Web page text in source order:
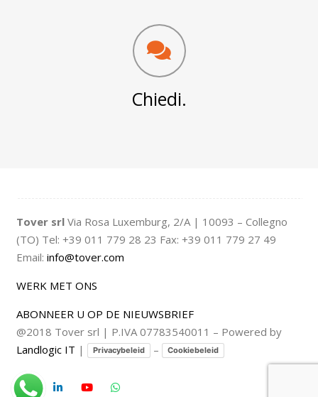
Chiedi.
Tover srl Via Rosa Luxemburg, 2/A | 10093 – Collegno
(TO) Tel: +39 011 779 28 23 Fax: +39 011 779 27 49
Email: info@tover.com
WERK MET ONS
ABONNEER U OP DE NIEUWSBRIEF
@2018 Tover srl | P.IVA 07783540011 – Powered by
Landlogic IT | Privacybeleid – Cookiebeleid